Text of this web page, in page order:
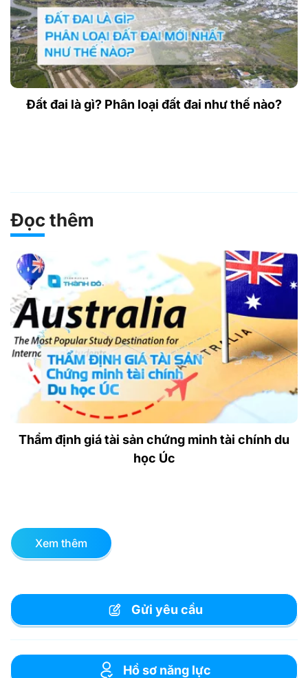
Đất đai là gì? Phân loại đất đai như thế nào?
Đọc thêm
Thẩm định giá tài sản chứng minh tài chính du
học Úc
Xem thêm
Gửi yêu cầu
Hồ sơ năng lực